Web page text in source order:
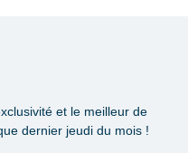
et le meilleur de
dernier jeudi du mois !